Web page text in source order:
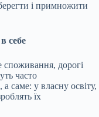
і примножити
себе
споживання, дорогі
часто
саме: у власну освіту,
їх